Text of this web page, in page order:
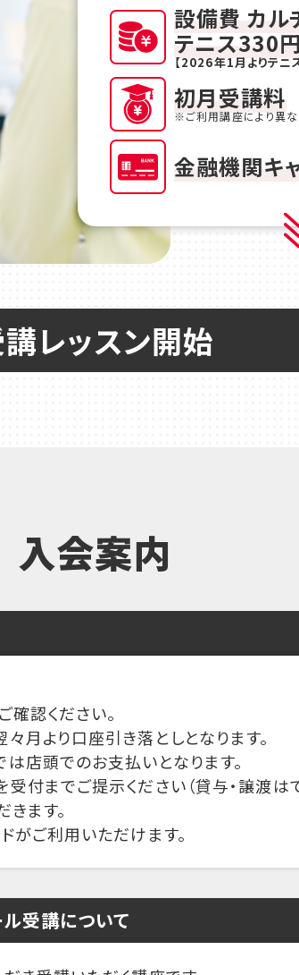
設備費 カル
テニス330円
【2026年1月よりテニ
初月受講料
※ご利用講座により異な
金融機関キ
レッスン開始
入会案内
確認ください。
月より口座引き落としとなります。
店頭でのお支払いとなります。
付までご提示ください（貸与・譲渡はで
ます。
がご利用いただけます。
受講について